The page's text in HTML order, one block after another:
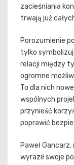
zacieśniania
trwają już
Porozumienie
tylko
relacji między
ogromne
To dla nich
wspólnych
przynieść
poprawić
Paweł
wyraził swoje